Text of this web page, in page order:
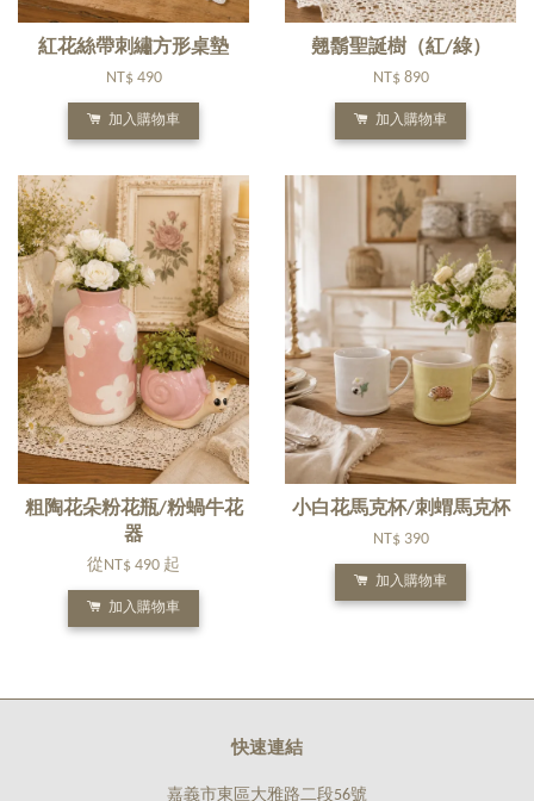
紅花絲帶刺繡方形桌墊
NT$ 490
加入購物車
翹鬍聖誕樹（紅/綠）
NT$ 890
加入購物車
粗陶花朵粉花瓶/粉蝸牛花
器
從 NT$ 490 起
加入購物車
小白花馬克杯/刺蝟馬克杯
NT$ 390
加入購物車
快速連結
嘉義市東區大雅路二段56號